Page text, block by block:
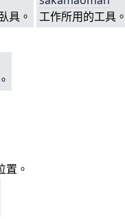
具。
工作所用的工具。
置。